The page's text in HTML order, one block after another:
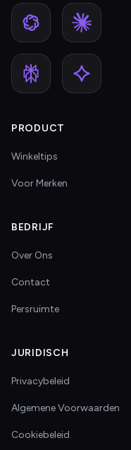
PRODUCT
Winkeltips
Voor Merken
BEDRIJF
Over Ons
Contact
Persruimte
JURIDISCH
Privacybeleid
Algemene Voorwaarden
Cookiebeleid